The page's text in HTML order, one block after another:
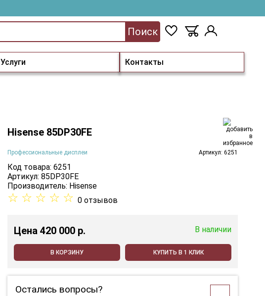
Услуги Контакты
Поиск
Hisense 85DP30FE
Профессиональные дисплеи Артикул: 6251
Код товара: 6251
Артикул: 85DP30FE
Производитель: Hisense
☆ ☆ ☆ ☆ ☆ 0 отзывов
Цена420 000 p. В наличии
В КОРЗИНУ КУПИТЬ В 1 КЛИК
Остались вопросы?